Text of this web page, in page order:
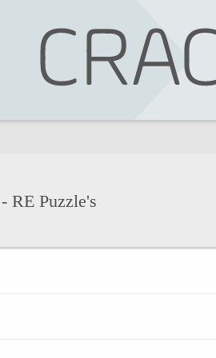
RE Puzzle's